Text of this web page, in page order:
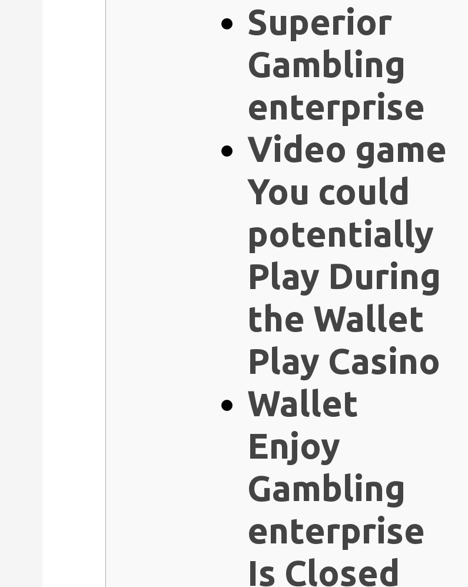
Superior
Gambling
enterprise
Video game
You could
potentially
Play During
the Wallet
Play Casino
Wallet
Enjoy
Gambling
enterprise
Is Closed